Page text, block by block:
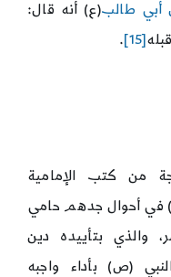
أبي طالب(ع) أنه قال:
[15]
.
من كتب الإمامية
في أحوال جدهم حامي
والذي بتأييده دين
(ص) بأداء واجبه